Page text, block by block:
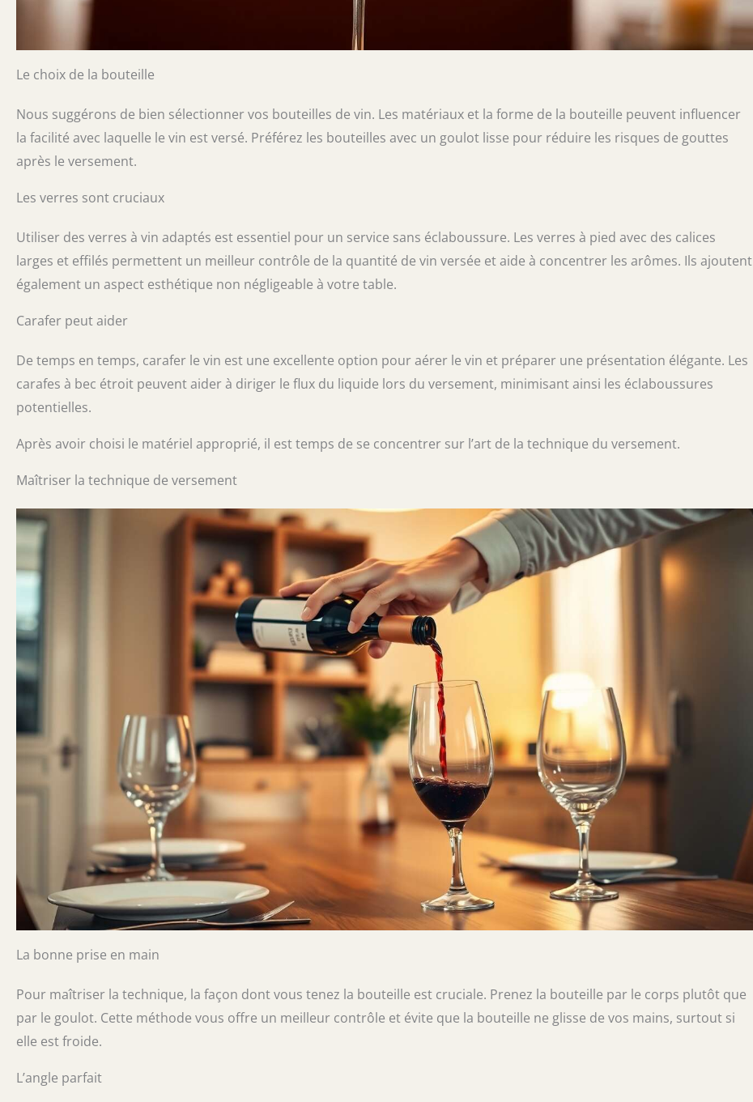
Le choix de la bouteille
Nous suggérons de bien sélectionner vos bouteilles de vin. Les matériaux et la forme de la bouteille peuvent influencer
la facilité avec laquelle le vin est versé. Préférez les bouteilles avec un goulot lisse pour réduire les risques de gouttes
après le versement.
Les verres sont cruciaux
Utiliser des verres à vin adaptés est essentiel pour un service sans éclaboussure. Les verres à pied avec des calices
larges et effilés permettent un meilleur contrôle de la quantité de vin versée et aide à concentrer les arômes. Ils ajoutent
également un aspect esthétique non négligeable à votre table.
Carafer peut aider
De temps en temps, carafer le vin est une excellente option pour aérer le vin et préparer une présentation élégante. Les
carafes à bec étroit peuvent aider à diriger le flux du liquide lors du versement, minimisant ainsi les éclaboussures
potentielles.
Après avoir choisi le matériel approprié, il est temps de se concentrer sur l’art de la technique du versement.
Maîtriser la technique de versement
La bonne prise en main
Pour maîtriser la technique, la façon dont vous tenez la bouteille est cruciale. Prenez la bouteille par le corps plutôt que
par le goulot. Cette méthode vous offre un meilleur contrôle et évite que la bouteille ne glisse de vos mains, surtout si
elle est froide.
L’angle parfait